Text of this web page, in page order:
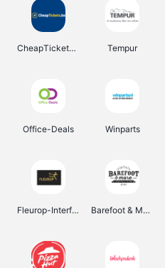
CheapTickets.be Tempur
Office-Deals Winparts
Fleurop-Interflora Barefoot & More